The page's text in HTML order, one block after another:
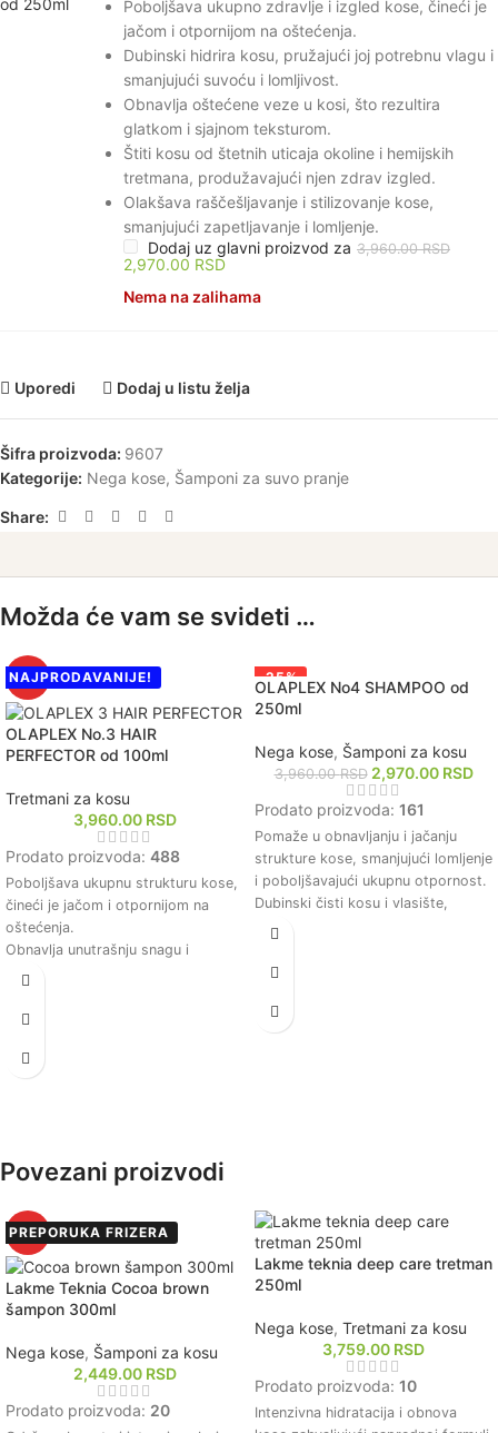
Poboljšava ukupno zdravlje i izgled kose, čineći je
jačom i otpornijom na oštećenja.
Dubinski hidrira kosu, pružajući joj potrebnu vlagu i
smanjujući suvoću i lomljivost.
Obnavlja oštećene veze u kosi, što rezultira
glatkom i sjajnom teksturom.
Štiti kosu od štetnih uticaja okoline i hemijskih
tretmana, produžavajući njen zdrav izgled.
Olakšava raščešljavanje i stilizovanje kose,
smanjujući zapetljavanje i lomljenje.
Dodaj uz glavni proizvod za 3,960.00RSD
2,970.00 RSD
Nema na zalihama
Uporedi Dodaj u listu želja
Šifra proizvoda: 9607
Kategorije: Nega kose, Šamponi za suvo pranje
Share:
Možda će vam se svideti …
HOT
NAJPRODAVANIJE!
OLAPLEX No.3 HAIR
PERFECTOR od 100ml
Tretmani za kosu
3,960.00 RSD
Prodato proizvoda: 488
Poboljšava ukupnu strukturu kose,
čineći je jačom i otpornijom na
oštećenja.
Obnavlja unutrašnju snagu i
elastičnost kose, smanjujući
Dubinski hrani i hidrira kosu,
sjajnom.
uključujući i onu koja je hemijski
-25%
NAJPRODAVANIJE!
OLAPLEX No4 SHAMPOO od
250ml
Nega kose, Šamponi za kosu
3,960.00RSD 2,970.00 RSD
Prodato proizvoda: 161
Pomaže u obnavljanju i jačanju
strukture kose, smanjujući lomljenje
i poboljšavajući ukupnu otpornost.
Dubinski čisti kosu i vlasište,
uklanjajući nečistoće i ostatke
Održava optimalnu hidrataciju
nakon svakog pranja.
dugotrajnu zaštitu i zdrav izgled.
Povezani proizvodi
HOT
PREPORUKA FRIZERA
Lakme Teknia Cocoa brown
šampon 300ml
Nega kose, Šamponi za kosu
2,449.00 RSD
Prodato proizvoda: 20
Lakme teknia deep care tretman
250ml
Nega kose, Tretmani za kosu
3,759.00 RSD
Prodato proizvoda: 10
Intenzivna hidratacija i obnova